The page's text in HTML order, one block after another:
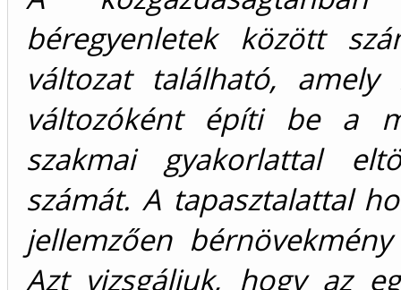
béregyenletek között
változat található, amely
változóként építi be a
szakmai gyakorlattal
számát. A tapasztalattal
jellemzően
Azt vizsgáljuk, hogy az